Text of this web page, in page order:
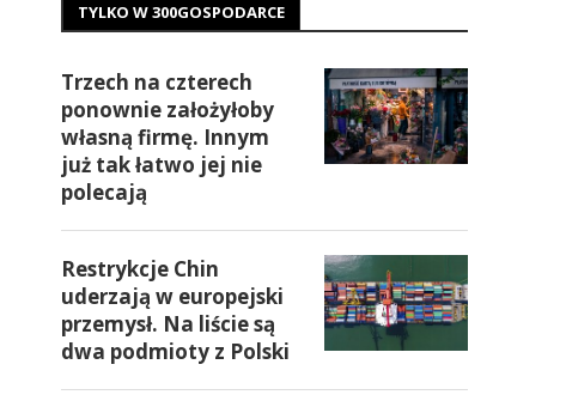
TYLKO W 300GOSPODARCE
Trzech na czterech
ponownie założyłoby
własną firmę. Innym
już tak łatwo jej nie
polecają
Restrykcje Chin
uderzają w europejski
przemysł. Na liście są
dwa podmioty z Polski